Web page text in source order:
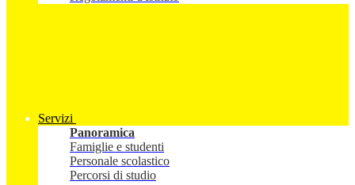
Servizi
Panoramica
Famiglie e studenti
Personale scolastico
Percorsi di studio